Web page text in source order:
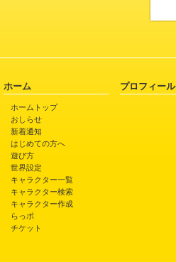
ホーム
ホームトップ
おしらせ
新着通知
はじめての方へ
遊び方
世界設定
キャラクター一覧
キャラクター検索
キャラクター作成
らっポ
チケット
プロフィール